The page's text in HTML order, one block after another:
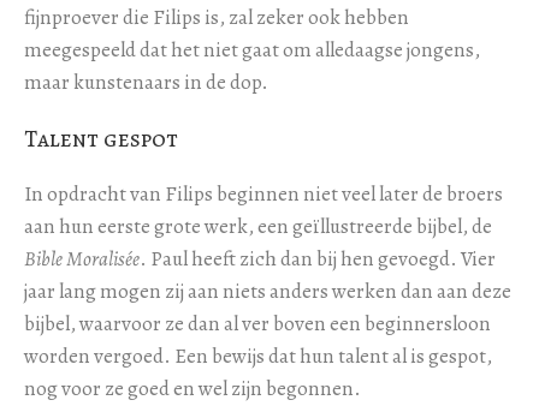
fijnproever die Filips is, zal zeker ook hebben
meegespeeld dat het niet gaat om alledaagse jongens,
maar kunstenaars in de dop.
Talent gespot
In opdracht van Filips beginnen niet veel later de broers
aan hun eerste grote werk, een geïllustreerde bijbel, de
Bible Moralisée. Paul heeft zich dan bij hen gevoegd. Vier
jaar lang mogen zij aan niets anders werken dan aan deze
bijbel, waarvoor ze dan al ver boven een beginnersloon
worden vergoed. Een bewijs dat hun talent al is gespot,
nog voor ze goed en wel zijn begonnen.